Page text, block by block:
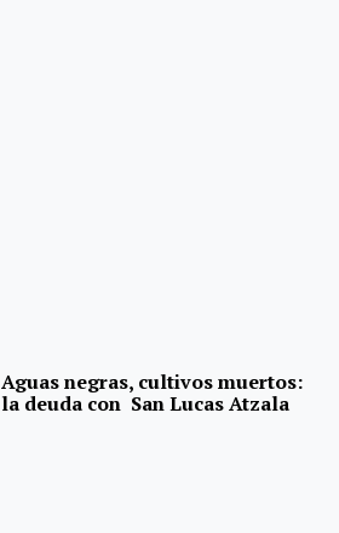
Aguas negras, cultivos muertos:
la deuda con San Lucas Atzala